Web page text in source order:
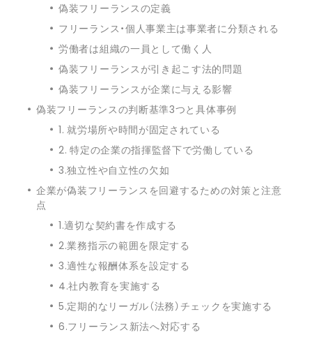
偽装フリーランスの定義
フリーランス・個人事業主は事業者に分類される
労働者は組織の一員として働く人
偽装フリーランスが引き起こす法的問題
偽装フリーランスが企業に与える影響
偽装フリーランスの判断基準3つと具体事例
1. 就労場所や時間が固定されている
2. 特定の企業の指揮監督下で労働している
3.独立性や自立性の欠如
企業が偽装フリーランスを回避するための対策と注意
点
1.適切な契約書を作成する
2.業務指示の範囲を限定する
3.適性な報酬体系を設定する
4.社内教育を実施する
5.定期的なリーガル（法務）チェックを実施する
6.フリーランス新法へ対応する